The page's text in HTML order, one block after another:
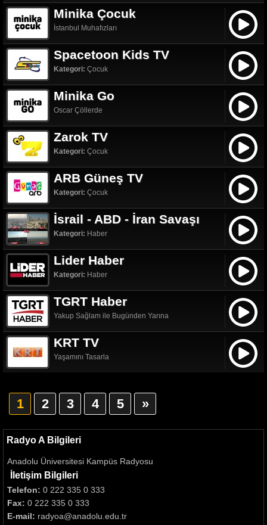
Minika Çocuk
İstanbul Muhafızları
Spacetoon Kids TV
Kategori: Çocuk
Minika Go
Oscar Çöllerde
Zarok TV
Kategori: Çocuk
ARB Güneş TV
Kategori: Çocuk
İsrail - ABD - İran Savaşı
Kategori: Haber
Lider Haber
Kategori: Haber
TGRT Haber
Yakup Sağlam ile Bugünden Yarına
KRT TV
Yaşamını Tasarla
1 2 3 4 5 »
Radyo A Bilgileri
Anadolu Üniversitesi Kampüs Radyosu
İletişim Bilgileri
Telefon: 0 222 335 0 333
Fax: 0 222 335 0 333
E-mail: radyoa@anadolu.edu.tr